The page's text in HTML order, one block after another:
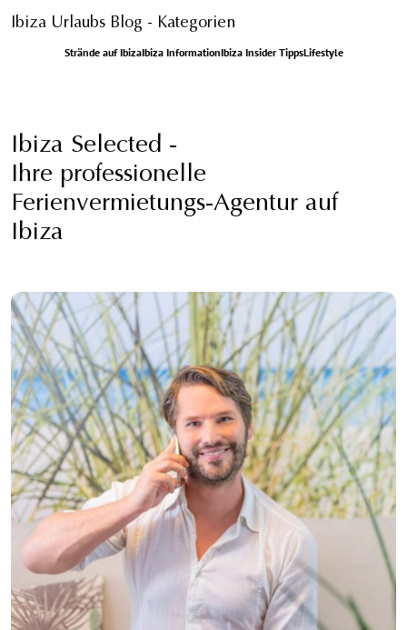
Ibiza Urlaubs Blog - Kategorien
Strände auf IbizaIbiza InformationIbiza Insider TippsLifestyle
Ibiza Selected -
Ihre professionelle
Ferienvermietungs-Agentur auf
Ibiza